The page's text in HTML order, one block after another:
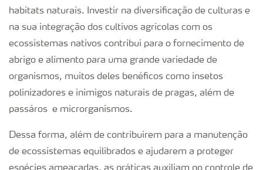
habitats naturais. Investir na diversificação de culturas e
na sua integração dos cultivos agrícolas com os
ecossistemas nativos contribui para o fornecimento de
abrigo e alimento para uma grande variedade de
organismos, muitos deles benéficos como insetos
polinizadores e inimigos naturais de pragas, além de
passáros e microrganismos.
Dessa forma, além de contribuírem para a manutenção
de ecossistemas equilibrados e ajudarem a proteger